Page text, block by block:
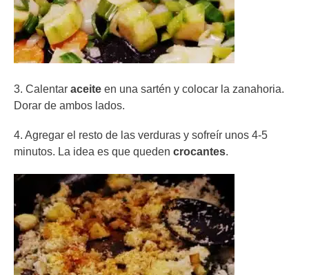
3. Calentar aceite en una sartén y colocar la zanahoria.
Dorar de ambos lados.
4. Agregar el resto de las verduras y sofreír unos 4-5
minutos. La idea es que queden crocantes.